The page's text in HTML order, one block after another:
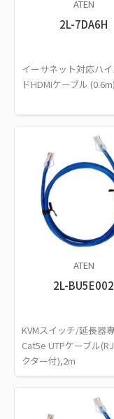
ATEN
2L-7DA6H
イーサネット対応ハ
ドHDMIケーブル (0.6m)
ATEN
2L-BU5E002
KVMスイッチ/延長器
Cat5e UTPケーブル
クター付),2m